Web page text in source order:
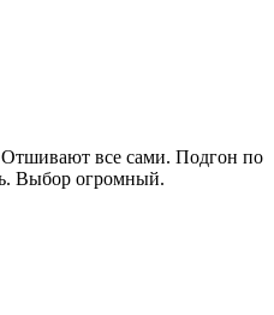
все сами. Подгон по
Выбор огромный.